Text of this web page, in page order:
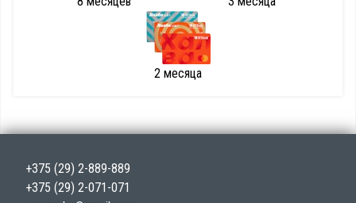
2 месяца
+375 (29) 2-889-889
+375 (29) 2-071-071